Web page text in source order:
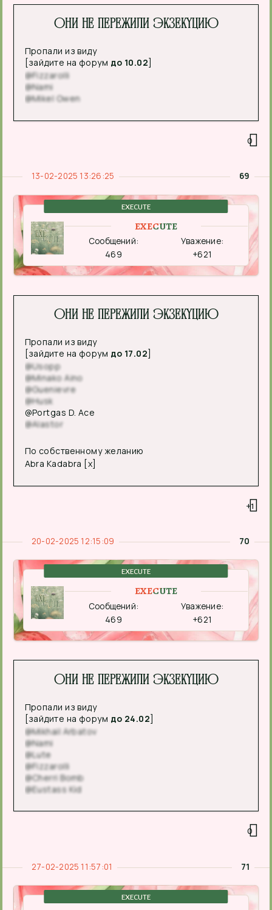
Они не пережили экзекуцию
Пропали из виду
[зайдите на форум до 10.02
@Fizzarolli
@Nami
@Mikel Owen
0
69
13-02-2025 13:26:25
EXECUTE
EXECUTE
Сообщений:
469
Уважение:
+621
Они не пережили экзекуцию
Пропали из виду
[зайдите на форум до 17.02]
@Usopp
@Minako Aino
@Guenievre
@Husk
@Portgas D. Ace
@Alastor
По собственному желанию
Abra Kadabra [x]
+1
70
20-02-2025 12:15:09
EXECUTE
EXECUTE
Сообщений:
469
Уважение:
+621
Они не пережили экзекуцию
Пропали из виду
[зайдите на форум до 24.02]
@Mikhail Arbatov
@Nami
@Lute
@Fizzarolli
@Cherri Bomb
@Eustass Kid
0
71
27-02-2025 11:57:01
EXECUTE